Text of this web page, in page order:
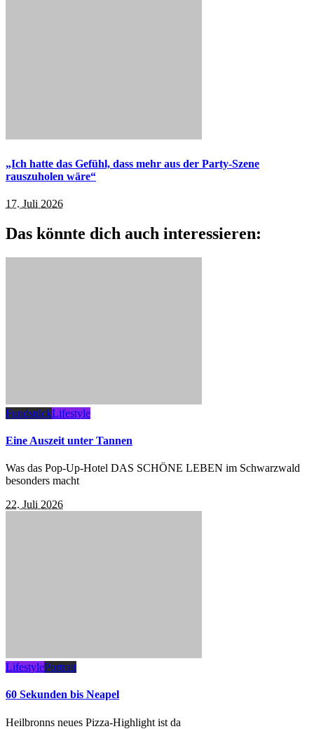
„Ich hatte das Gefühl, dass mehr aus der Party-Szene
rauszuholen wäre“
17. Juli 2026
Das könnte dich auch interessieren:
FundstückLifestyle
Eine Auszeit unter Tannen
Was das Pop-Up-Hotel DAS SCHÖNE LEBEN im Schwarzwald
besonders macht
22. Juli 2026
LifestylePortrait
60 Sekunden bis Neapel
Heilbronns neues Pizza-Highlight ist da